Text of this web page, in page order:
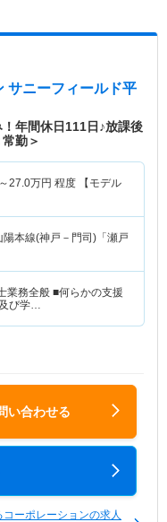
サニーフィールド平
！年間休日111日♪放課後
勤＞
27.0万円 程度 【モデル
陽本線(神戸－門司)「瀬戸
業務全般 ■何らかの支援
び学…
い合わせる
ーポレーションの求人